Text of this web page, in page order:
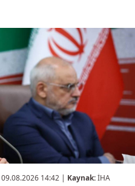
09.08.2026 14:42 | Kaynak:İHA